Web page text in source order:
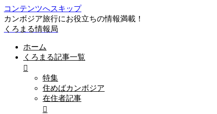
コンテンツへスキップ
カンボジア旅行にお役立ちの情報満載！
くろまる情報局
ホーム
くろまる記事一覧
特集
住めばカンボジア
在住者記事